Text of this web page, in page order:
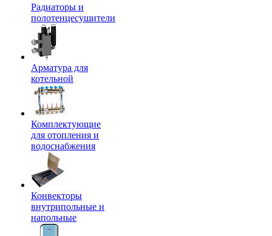
Радиаторы и
полотенцесушители
Арматура для
котельной
Комплектующие
для отопления и
водоснабжения
Конвекторы
внутрипольные и
напольные